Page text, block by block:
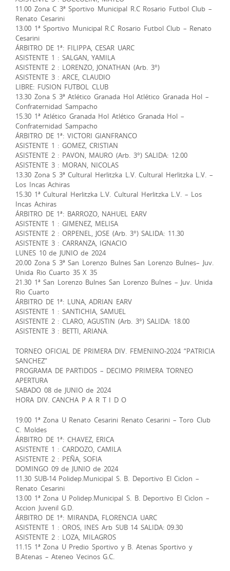
11.00 Zona C 3ª Sportivo Municipal R.C Rosario Futbol Club –
Renato Cesarini
13.00 1ª Sportivo Municipal R.C Rosario Futbol Club – Renato
Cesarini
ÁRBITRO DE 1ª: FILIPPA, CESAR UARC
ASISTENTE 1 : SALGAN, YAMILA
ASISTENTE 2 : LORENZO, JONATHAN (Arb. 3°)
ASISTENTE 3 : ARCE, CLAUDIO
LIBRE: FUSION FUTBOL CLUB
13.30 Zona S 3ª Atlético Granada Hol Atlético Granada Hol –
Confraternidad Sampacho
15.30 1ª Atlético Granada Hol Atlético Granada Hol –
Confraternidad Sampacho
ÁRBITRO DE 1ª: VICTORI GIANFRANCO
ASISTENTE 1 : GOMEZ, CRISTIAN
ASISTENTE 2 : PAVON, MAURO (Arb. 3°) SALIDA: 12.00
ASISTENTE 3 : MORAN, NICOLAS
13.30 Zona S 3ª Cultural Herlitzka L.V. Cultural Herlitzka L.V. –
Los Incas Achiras
15.30 1ª Cultural Herlitzka L.V. Cultural Herlitzka L.V. – Los
Incas Achiras
ÁRBITRO DE 1ª: BARROZO, NAHUEL EARV
ASISTENTE 1 : GIMENEZ, MELISA
ASISTENTE 2 : ORPENEL, JOSE (Arb. 3°) SALIDA: 11.30
ASISTENTE 3 : CARRANZA, IGNACIO
LUNES 10 de JUNIO de 2024
20.00 Zona S 3ª San Lorenzo Bulnes San Lorenzo Bulnes– Juv.
Unida Rio Cuarto 35 X 35
21.30 1ª San Lorenzo Bulnes San Lorenzo Bulnes – Juv. Unida
Rio Cuarto
ÁRBITRO DE 1ª: LUNA, ADRIAN EARV
ASISTENTE 1 : SANTICHIA, SAMUEL
ASISTENTE 2 : CLARO, AGUSTIN (Arb. 3°) SALIDA: 18.00
ASISTENTE 3 : BETTI, ARIANA.
TORNEO OFICIAL DE PRIMERA DIV. FEMENINO-2024 “PATRICIA
SANCHEZ”
PROGRAMA DE PARTIDOS – DECIMO PRIMERA TORNEO
APERTURA
SABADO 08 de JUNIO de 2024
HORA DIV. CANCHA P A R T I D O
19.00 1ª Zona U Renato Cesarini Renato Cesarini – Toro Club
C. Moldes
ÁRBITRO DE 1ª: CHAVEZ, ERICA
ASISTENTE 1 : CARDOZO, CAMILA
ASISTENTE 2 : PEÑA, SOFIA
DOMINGO 09 de JUNIO de 2024
11.30 SUB-14 Polidep.Municipal S. B. Deportivo El Ciclon –
Renato Cesarini
13.00 1ª Zona U Polidep.Municipal S. B. Deportivo El Ciclon –
Accion Juvenil G.D.
ÁRBITRO DE 1ª: MIRANDA, FLORENCIA UARC
ASISTENTE 1 : OROS, INES Arb SUB 14 SALIDA: 09.30
ASISTENTE 2 : LOZA, MILAGROS
11.15 1ª Zona U Predio Sportivo y B. Atenas Sportivo y
B.Atenas – Ateneo Vecinos G.C.